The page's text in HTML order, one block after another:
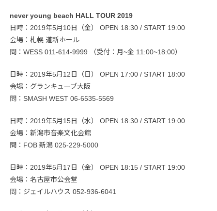
never young beach HALL TOUR 2019
日時：2019年5月10日（金） OPEN 18:30 / START 19:00
会場：札幌 道新ホール
問：WESS 011-614-9999 （受付：月~金 11:00~18:00）
日時：2019年5月12日（日） OPEN 17:00 / START 18:00
会場：グランキューブ大阪
問：SMASH WEST 06-6535-5569
日時：2019年5月15日（水） OPEN 18:30 / START 19:00
会場：新潟市音楽文化会館
問：FOB 新潟 025-229-5000
日時：2019年5月17日（金） OPEN 18:15 / START 19:00
会場：名古屋市公会堂
問：ジェイルハウス 052-936-6041